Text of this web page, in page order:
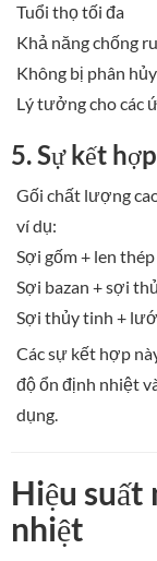
Tuổi thọ tối đa
Khả năng chống
Không bị phân
Lý tưởng cho các
5. Sự kết
Gối chất lượng
ví dụ:
Sợi gốm + len
Sợi bazan + sợi
Sợi thủy tinh +
Các sự kết hợp
độ ổn định nhiệt
dụng.
Hiệu suất
nhiệt